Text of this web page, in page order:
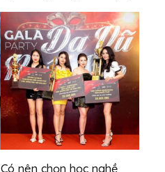
Có nên chọn học nghề